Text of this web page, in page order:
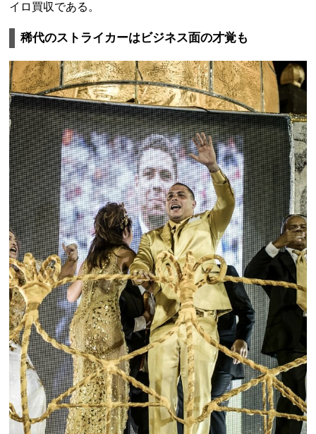
イロ買収である。
稀代のストライカーはビジネス面の才覚も